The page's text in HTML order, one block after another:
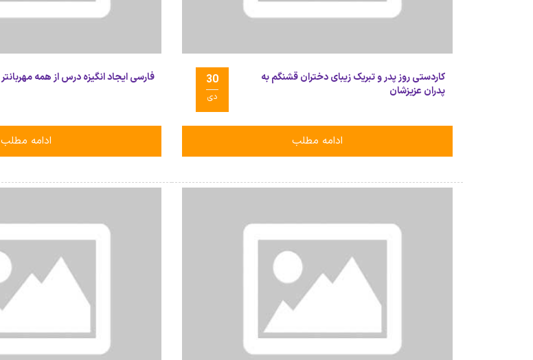
30
دی
کاردستی روز پدر و تبریک زیبای دختران قشنگم به
پدران عزیزشان
ادامه مطلب
فارسی ایجاد انگیزه درس از همه مهربانتر
ادامه مطلب